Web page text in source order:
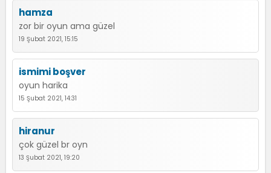
hamza
zor bir oyun ama güzel
19 Şubat 2021, 15:15
ismimi boşver
oyun harika
15 Şubat 2021, 14:31
hiranur
çok güzel br oyn
13 Şubat 2021, 19:20